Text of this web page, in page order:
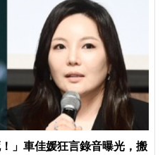
」車佳媛狂言錄音曝光，搬